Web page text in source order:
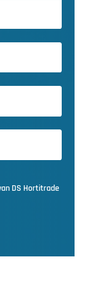
DS Hortitrade